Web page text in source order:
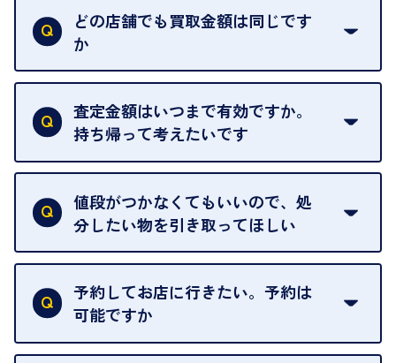
い。
ご指定の場所にお伺いします。
どの店舗でも買取金額は同じです
か
はい。全店舗一律です。
ただし、中古市場は日々変動するため、査定した日
によって査定額が変わることはございます。
査定金額はいつまで有効ですか。
持ち帰って考えたいです
査定額は当日限り有効です。
中古市場が日々変動するため、翌日には査定額が変
わることがございます。
値段がつかなくてもいいので、処
分したい物を引き取ってほしい
再販不可能な物は、場合によってはお断りすること
がございます。ご了承ください。
予約してお店に行きたい。予約は
可能ですか
申し訳ありませんが、現在はご来店の予約は承って